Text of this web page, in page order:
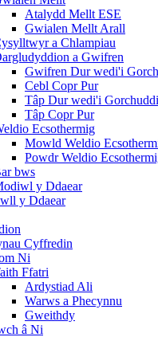
Atalydd Mellt ESE
Gwialen Mellt Arall
a Chlampiau
a Gwifren
Gwifren Dur wedi'i
Cebl Copr Pur
Tâp Dur wedi'i
Tâp Copr Pur
Ecsothermig
Mowld Weldio
Powdr Weldio
bws
y Ddaear
y Ddaear
Cyffredin
Ni
Ffatri
Ardystiad Ali
Warws a Phecynnu
Gweithdy
â Ni